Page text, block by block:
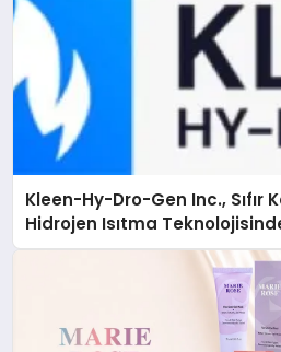
Kleen-Hy-Dro-Gen Inc., Sıfır
Hidrojen Isıtma
Düzenleyici Onaylarını Aldı